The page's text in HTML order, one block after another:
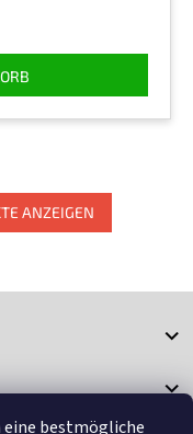
eine bestmögliche
ANZEIGEN